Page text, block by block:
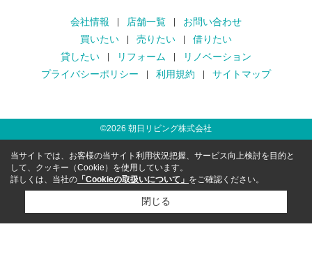
会社情報 店舗一覧
お問い合わせ
買いたい
売りたい
借りたい
貸したい
リフォーム
リノベーション
プライバシーポリシー
利用規約 サイトマップ
©2026 朝日リビング株式会社
当サイトでは、お客様の当サイト利用状況把握、サービス向上検討を目的と
して、クッキー（Cookie）を使用しています。
詳しくは、当社の 「Cookieの取扱いについて」 をご確認ください。
閉じる